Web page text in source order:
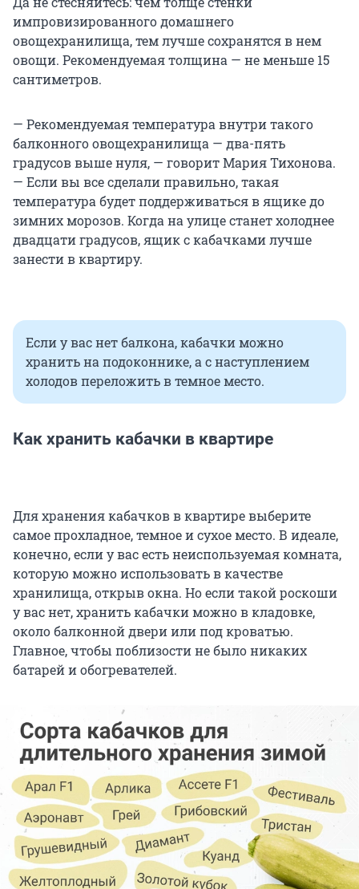
импровизированного домашнего
овощехранилища, тем лучше сохранятся в нем
овощи. Рекомендуемая толщина — не меньше 15
сантиметров.
— Рекомендуемая температура внутри такого
балконного овощехранилища — два-пять
градусов выше нуля, — говорит Мария Тихонова.
— Если вы все сделали правильно, такая
температура будет поддерживаться в ящике до
зимних морозов. Когда на улице станет холоднее
двадцати градусов, ящик с кабачками лучше
занести в квартиру.
Если у вас нет балкона, кабачки можно
хранить на подоконнике, а с наступлением
холодов переложить в темное место.
Как хранить кабачки в квартире
Для хранения кабачков в квартире выберите
самое прохладное, темное и сухое место. В идеале,
конечно, если у вас есть неиспользуемая комната,
которую можно использовать в качестве
хранилища, открыв окна. Но если такой роскоши
у вас нет, хранить кабачки можно в кладовке,
около балконной двери или под кроватью.
Главное, чтобы поблизости не было никаких
батарей и обогревателей.